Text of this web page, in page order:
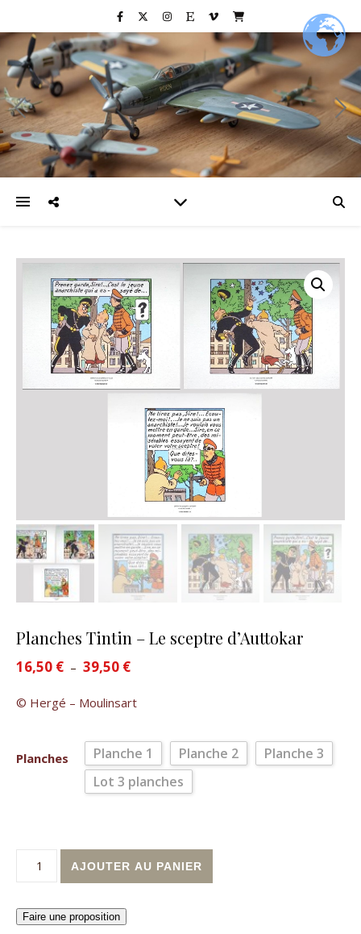
Planches Tintin – Le sceptre d’Auttokar
16,50 € – 39,50 €Plage de prix : 16,50 € à 39,50 €
© Hergé – Moulinsart
Planches Planche 1 Planche 2
Planche 3
Lot 3 planches
AJOUTER AU PANIER
Faire une proposition